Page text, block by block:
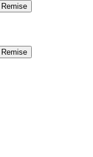
Remise
Remise